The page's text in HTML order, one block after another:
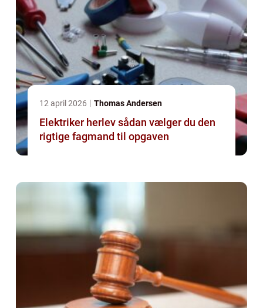
12 april 2026 Thomas Andersen
Elektriker herlev sådan vælger du den
rigtige fagmand til opgaven